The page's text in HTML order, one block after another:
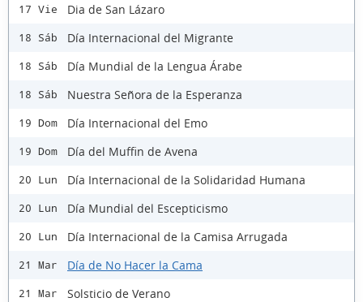
17 Vie Dia de San Lázaro
18 Sáb Día Internacional del Migrante
18 Sáb Día Mundial de la Lengua Árabe
18 Sáb Nuestra Señora de la Esperanza
19 Dom Día Internacional del Emo
19 Dom Día del Muffin de Avena
20 Lun Día Internacional de la Solidaridad Humana
20 Lun Día Mundial del Escepticismo
20 Lun Día Internacional de la Camisa Arrugada
21 Mar Día de No Hacer la Cama
21 Mar Solsticio de Verano